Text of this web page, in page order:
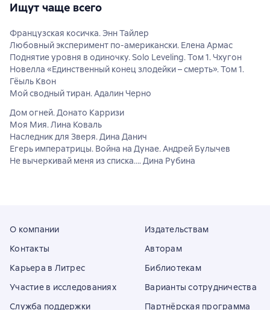
Ищут чаще всего
Французская косичка. Энн Тайлер
Любовный эксперимент по-американски. Елена Армас
Поднятие уровня в одиночку. Solo Leveling. Том 1. Чхугон
Новелла «Единственный конец злодейки – смерть». Том 1.
Гёыль Квон
Мой сводный тиран. Адалин Черно
Дом огней. Донато Карризи
Моя Мия. Лина Коваль
Наследник для Зверя. Дина Данич
Егерь императрицы. Война на Дунае. Андрей Булычев
Не вычеркивай меня из списка…. Дина Рубина
О компании
Контакты
Карьера в Литрес
Участие в исследованиях
Служба поддержки
Издательствам
Авторам
Библиотекам
Варианты сотрудничества
Партнёрская программа